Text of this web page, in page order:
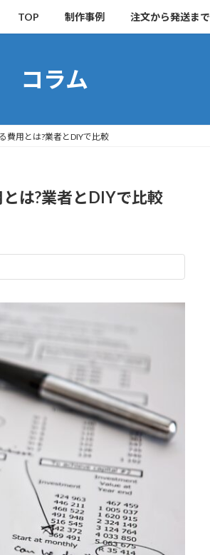
TOP 制作事例 注文から発送まで
コラム
費用とは?業者とDIYで比較
は?業者とDIYで比較